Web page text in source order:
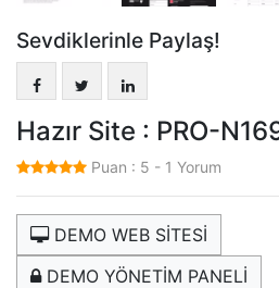
Sevdiklerinle Paylaş!
Hazır Site : PRO-
Puan : 5 - 1 Yorum
DEMO WEB SİTESİ
DEMO YÖNETİM PANELİ